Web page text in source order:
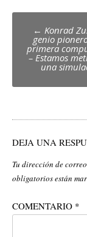
Post
← Konrad
genio
primera
– Estamos
una
DEJA UNA
Tu dirección de
obligatorios están
COMENTARIO *